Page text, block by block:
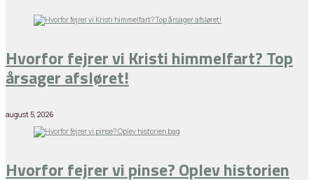
Hvorfor fejrer vi Kristi himmelfart? Top
årsager afsløret!
august 5, 2026
Hvorfor fejrer vi pinse? Oplev historien